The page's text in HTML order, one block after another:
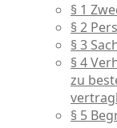
§ 1
§ 2
§ 3
§ 4
zu
§ 5